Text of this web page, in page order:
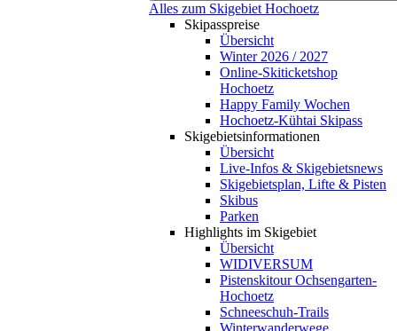
Alles zum Skigebiet Hochoetz
Skipasspreise
Übersicht
Winter 2026 / 2027
Online-Skiticketshop
Hochoetz
Happy Family Wochen
Hochoetz-Kühtai Skipass
Skigebietsinformationen
Übersicht
Live-Infos & Skigebietsnews
Skigebietsplan, Lifte & Pisten
Skibus
Parken
Highlights im Skigebiet
Übersicht
WIDIVERSUM
Pistenskitour Ochsengarten-
Hochoetz
Schneeschuh-Trails
Winterwanderwege